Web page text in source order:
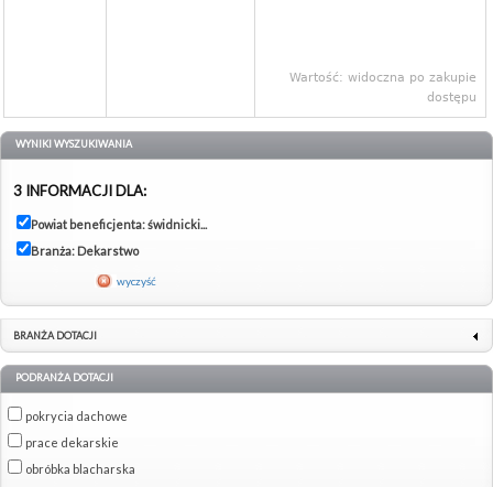
Wartość: widoczna po zakupie
dostępu
WYNIKI WYSZUKIWANIA
3 INFORMACJI DLA:
Powiat beneficjenta: świdnicki...
Branża: Dekarstwo
wyczyść
BRANŻA DOTACJI
PODRANŻA DOTACJI
pokrycia dachowe
prace dekarskie
obróbka blacharska